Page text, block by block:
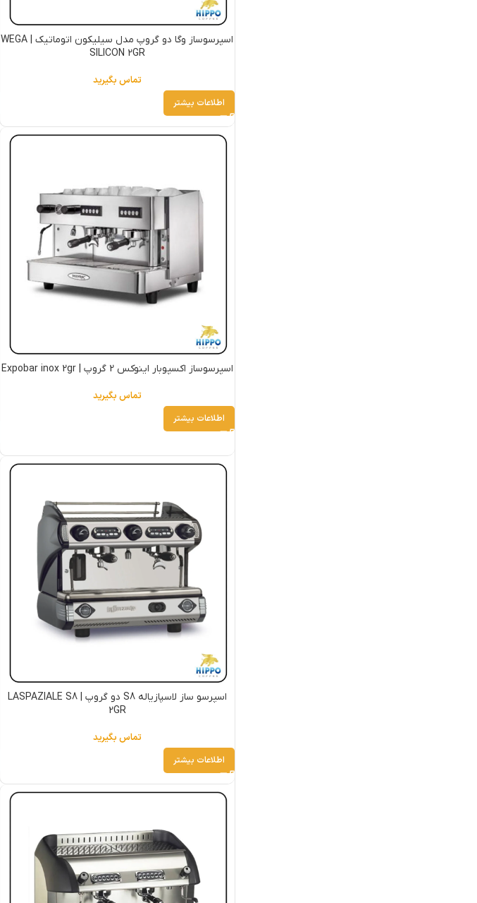
اسپرسوساز وگا دو گروپ مدل سیلیکون اتوماتیک | WEGA
SILICON 2GR
تماس بگیرید
اطلاعات بیشتر
اسپرسوساز اکسپوبار اینوکس 2 گروپ | Expobar inox 2gr
تماس بگیرید
اطلاعات بیشتر
اسپرسو ساز لاسپازیاله S8 دو گروپ | LASPAZIALE S8
2GR
تماس بگیرید
اطلاعات بیشتر